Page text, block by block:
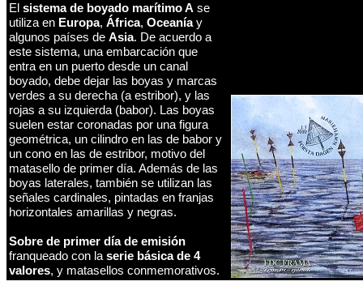
El sistema de boyado marítimo A se
utiliza en Europa, África, Oceaníay
algunos países de Asia. De acuerdo a
este sistema, una embarcación que
entra en un puerto desde un canal
boyado, debe dejar las boyas y marcas
verdes a su derecha (a estribor), y las
rojas a su izquierda (babor). Las boyas
suelen estar coronadas por una figura
geométrica, un cilindro en las de babor y
un cono en las de estribor, motivo del
matasello de primer día. Además de las
boyas laterales, también se utilizan las
señales cardinales, pintadas en franjas
horizontales amarillas y negras.
Sobre de primer día de emisión
franqueado con la serie básica de 4
valores, y matasellos conmemorativos.